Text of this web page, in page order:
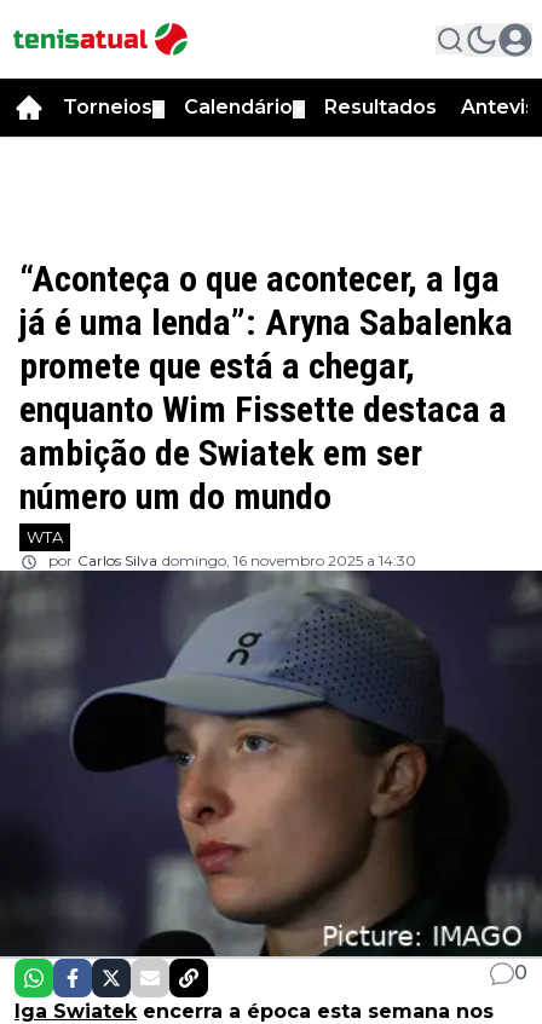
Torneios Calendário Resultados
“Aconteça o que acontecer, a Iga
já é uma lenda”: Aryna Sabalenka
promete que está a chegar,
enquanto Wim Fissette destaca a
ambição de Swiatek em ser
número um do mundo
WTA
por Carlos Silva domingo, 16 novembro 2025 a 14:30
0
Iga Swiatek encerra a época esta semana nos